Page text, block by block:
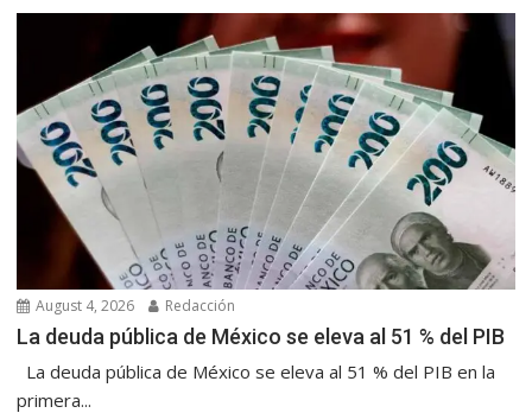
August 4, 2026 Redacción
La deuda pública de México se eleva al 51 % del PIB
La deuda pública de México se eleva al 51 % del PIB en la
primera...